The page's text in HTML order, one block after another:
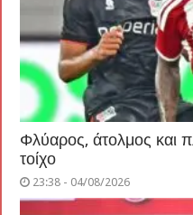
Φλύαρος, άτολμος και
τοίχο
23:38 - 04/08/2026